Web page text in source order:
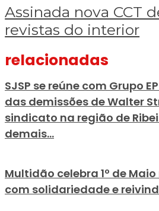
criado
por
Trump
finge
diplomacia,
intensifica
assassinatos
nova
CCT
de
jornais
revistas
interior
Assinada nova CCT
revistas do interior
relacionadas
SJSP se reúne com Grupo
das demissões de Walter
sindicato na região de
demais...
Multidão celebra 1º de
com solidariedade e